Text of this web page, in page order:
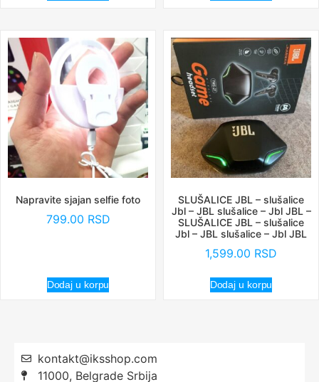
Napravite sjajan selfie foto
799.00 RSD
Dodaj u korpu
SLUŠALICE JBL – slušalice
Jbl – JBL slušalice – Jbl JBL –
SLUŠALICE JBL – slušalice
Jbl – JBL slušalice – Jbl JBL
1,599.00 RSD
Dodaj u korpu
kontakt@iksshop.com
11000, Belgrade Srbija